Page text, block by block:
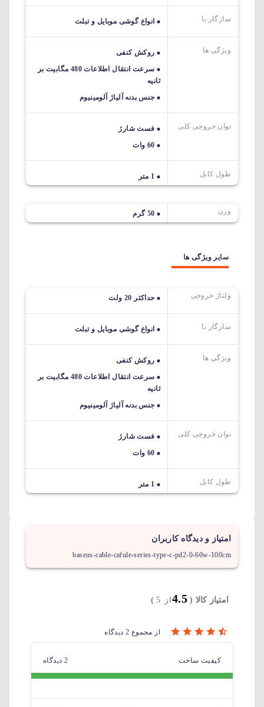
سازگار با انواع گوشی موبایل و تبلت
ویژگی ها
روکش کنفی
سرعت انتقال اطلاعات 480 مگابیت بر
ثانیه
جنس بدنه آلیاژ آلومینیوم
توان خروجی کلی
فست شارژ
60 وات
طول کابل 1 متر
وزن 50 گرم
سایر ویژگی ها
ولتاژ خروجی حداکثر 20 ولت
سازگار با انواع گوشی موبایل و تبلت
ویژگی ها
روکش کنفی
سرعت انتقال اطلاعات 480 مگابیت بر
ثانیه
جنس بدنه آلیاژ آلومینیوم
توان خروجی کلی
فست شارژ
60 وات
طول کابل 1 متر
امتیاز و دیدگاه کاربران
baseus-cable-cafule-series-type-c-pd2-0-60w-100cm
امتیاز کالا (4.5 از 5 )
از مجموع 2 دیدگاه
کیفیت ساخت 2 دیدگاه